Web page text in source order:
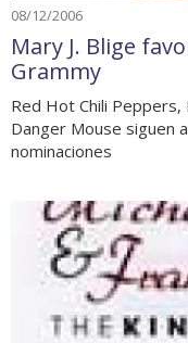
08/12/2006
Mary J. Blige
Grammy
Red Hot Chili Peppers,
Danger Mouse siguen
nominaciones